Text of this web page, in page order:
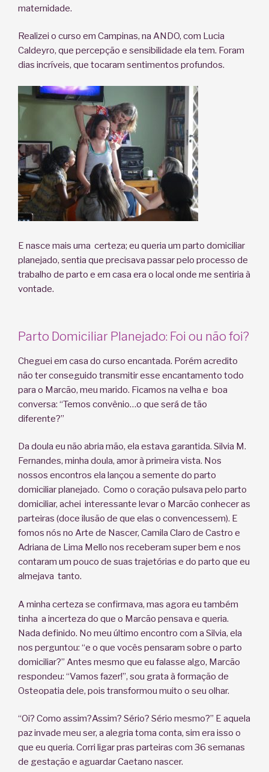
maternidade.
Realizei o curso em Campinas, na ANDO, com Lucia
Caldeyro, que percepção e sensibilidade ela tem. Foram
dias incríveis, que tocaram sentimentos profundos.
E nasce mais uma certeza; eu queria um parto domiciliar
planejado, sentia que precisava passar pelo processo de
trabalho de parto e em casa era o local onde me sentiria à
vontade.
Parto Domiciliar Planejado: Foi ou não foi?
Cheguei em casa do curso encantada. Porém acredito
não ter conseguido transmitir esse encantamento todo
para o Marcão, meu marido. Ficamos na velha e boa
conversa: “Temos convênio…o que será de tão
diferente?”
Da doula eu não abria mão, ela estava garantida. Silvia M.
Fernandes, minha doula, amor à primeira vista. Nos
nossos encontros ela lançou a semente do parto
domiciliar planejado. Como o coração pulsava pelo parto
domiciliar, achei interessante levar o Marcão conhecer as
parteiras (doce ilusão de que elas o convencessem). E
fomos nós no Arte de Nascer, Camila Claro de Castro e
Adriana de Lima Mello nos receberam super bem e nos
contaram um pouco de suas trajetórias e do parto que eu
almejava tanto.
A minha certeza se confirmava, mas agora eu também
tinha a incerteza do que o Marcão pensava e queria.
Nada definido. No meu último encontro com a Silvia, ela
nos perguntou: “e o que vocês pensaram sobre o parto
domiciliar?” Antes mesmo que eu falasse algo, Marcão
respondeu: “Vamos fazer!”, sou grata à formação de
Osteopatia dele, pois transformou muito o seu olhar.
“Oi? Como assim?Assim? Sério? Sério mesmo?” E aquela
paz invade meu ser, a alegria toma conta, sim era isso o
que eu queria. Corri ligar pras parteiras com 36 semanas
de gestação e aguardar Caetano nascer.